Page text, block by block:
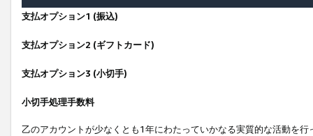
支払オプション1 (振込)
支払オプション2 (ギフトカード)
支払オプション3 (小切手)
小切手処理手数料
乙のアカウントが少なくとも1年にわたっていかなる実質的な活動を